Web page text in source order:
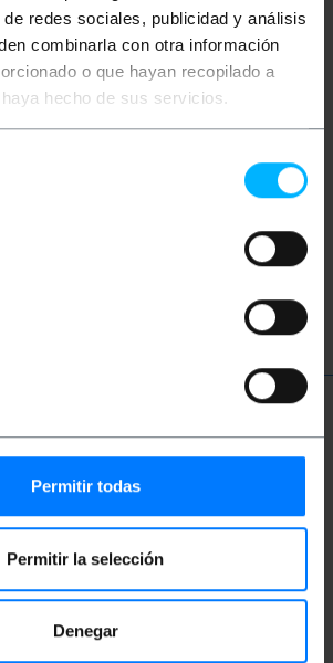
redes sociales, publicidad y análisis
combinarla con otra información
o que hayan recopilado a
hecho de sus servicios.
Permitir todas
Permitir la selección
Denegar
Técnicos